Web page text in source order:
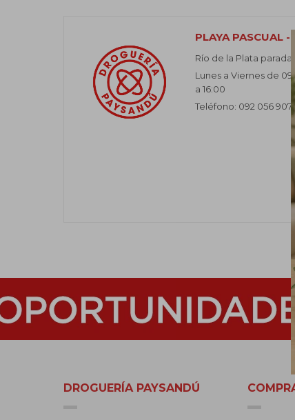
PLAYA PASCUAL -
Río de la Plata parada
Lunes a Viernes de
a 16:00
Teléfono: 092 056 907
DROGUERÍA PAYSANDÚ